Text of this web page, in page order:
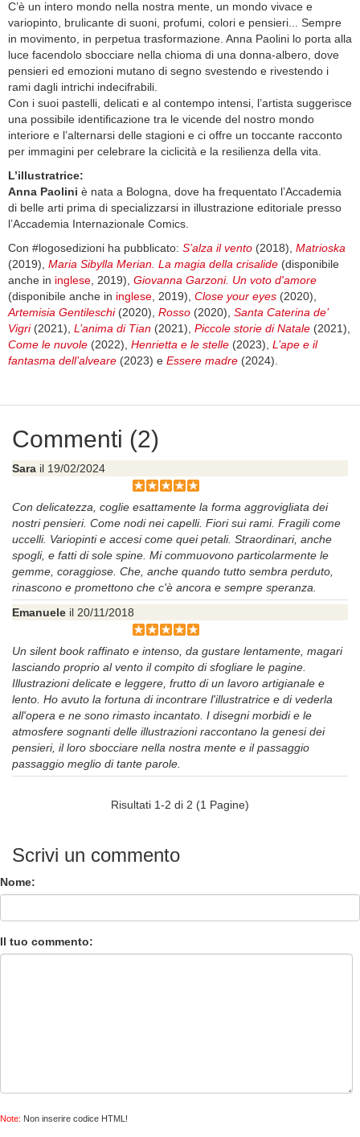
C’è un intero mondo nella nostra mente, un mondo vivace e
variopinto, brulicante di suoni, profumi, colori e pensieri... Sempre
in movimento, in perpetua trasformazione. Anna Paolini lo porta alla
luce facendolo sbocciare nella chioma di una donna-albero, dove
pensieri ed emozioni mutano di segno svestendo e rivestendo i
rami dagli intrichi indecifrabili.
Con i suoi pastelli, delicati e al contempo intensi, l’artista suggerisce
una possibile identificazione tra le vicende del nostro mondo
interiore e l’alternarsi delle stagioni e ci offre un toccante racconto
per immagini per celebrare la ciclicità e la resilienza della vita.
L’illustratrice:
Anna Paolini è nata a Bologna, dove ha frequentato l’Accademia
di belle arti prima di specializzarsi in illustrazione editoriale presso
l’Accademia Internazionale Comics.
Con #logosedizioni ha pubblicato: S’alza il vento (2018), Matrioska
(2019), Maria Sibylla Merian. La magia della crisalide (disponibile
anche in inglese, 2019), Giovanna Garzoni. Un voto d'amore
(disponibile anche in inglese, 2019), Close your eyes (2020),
Artemisia Gentileschi(2020), Rosso (2020), Santa Caterina de’
Vigri(2021), L’anima di Tian (2021), Piccole storie di Natale (2021),
Come le nuvole (2022), Henrietta e le stelle (2023), L’ape e il
fantasma dell’alveare (2023) e Essere madre (2024).
Commenti (2)
Sara il 19/02/2024
Con delicatezza, coglie esattamente la forma aggrovigliata dei
nostri pensieri. Come nodi nei capelli. Fiori sui rami. Fragili come
uccelli. Variopinti e accesi come quei petali. Straordinari, anche
spogli, e fatti di sole spine. Mi commuovono particolarmente le
gemme, coraggiose. Che, anche quando tutto sembra perduto,
rinascono e promettono che c'è ancora e sempre speranza.
Emanuele il 20/11/2018
Un silent book raffinato e intenso, da gustare lentamente, magari
lasciando proprio al vento il compito di sfogliare le pagine.
Illustrazioni delicate e leggere, frutto di un lavoro artigianale e
lento. Ho avuto la fortuna di incontrare l'illustratrice e di vederla
all'opera e ne sono rimasto incantato. I disegni morbidi e le
atmosfere sognanti delle illustrazioni raccontano la genesi dei
pensieri, il loro sbocciare nella nostra mente e il passaggio
passaggio meglio di tante parole.
Risultati 1-2 di 2 (1 Pagine)
Scrivi un commento
Nome:
Il tuo commento:
Note: Non inserire codice HTML!